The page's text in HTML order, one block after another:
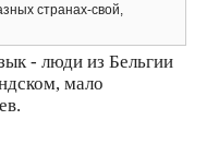
странах-свой,
- люди из Бельгии
мало